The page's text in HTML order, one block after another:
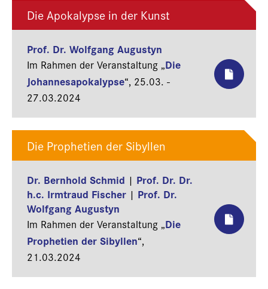
Die Apokalypse in der Kunst
Prof. Dr. Wolfgang Augustyn
Im Rahmen der Veranstaltung „Die
Johannesapokalypse“, 25.03. -
27.03.2024
Die Prophetien der Sibyllen
Dr. Bernhold Schmid | Prof. Dr. Dr.
h.c. Irmtraud Fischer | Prof. Dr.
Wolfgang Augustyn
Im Rahmen der Veranstaltung „Die
Prophetien der Sibyllen“,
21.03.2024